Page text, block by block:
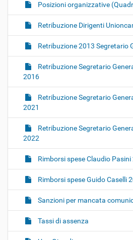
Posizioni organizzative
Retribuzione Dirigenti
Retribuzione 2013 Segretario
Retribuzione Segretario
2016
Retribuzione Segretario
2021
Retribuzione Segretario
2022
Rimborsi spese Claudio Pasini
Rimborsi spese Guido Caselli
Sanzioni per mancata
Tassi di assenza